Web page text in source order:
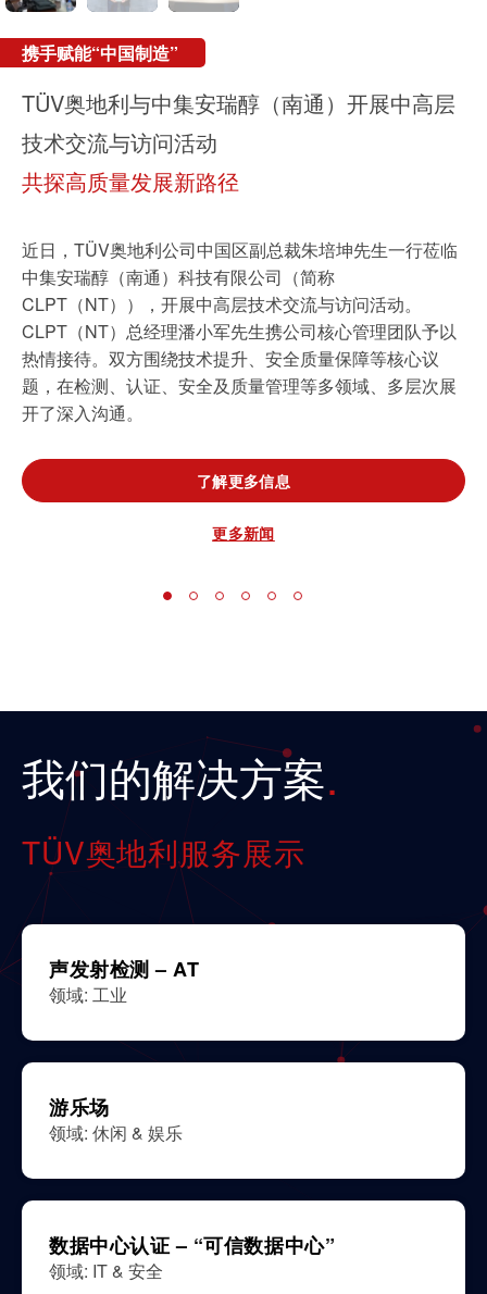
电子电气服务
市政设施
车辆
携手赋能“中国制造”
TÜV奥地利与中集安瑞醇（南通）开展中高层
技术交流与访问活动
共探高质量发展新路径
近日，TÜV奥地利公司中国区副总裁朱培坤先生一行莅临
中集安瑞醇（南通）科技有限公司（简称
CLPT（NT）），开展中高层技术交流与访问活动。
CLPT（NT）总经理潘小军先生携公司核心管理团队予以
热情接待。双方围绕技术提升、安全质量保障等核心议
题，在检测、认证、安全及质量管理等多领域、多层次展
开了深入沟通。
了解更多信息
更多新闻
RecyClass认证
RecyClass认证赋能PPWR合规
TÜV奥地利携手金发科技打造循环塑料新标杆
了解更多信息
更多新闻
携手启新程
TÜV奥地利与Parasoft战略合作启动会
暨功能安全与出海合规技术研讨会圆满举办
了解更多信息
更多新闻
TÜV奥地利生日快乐
1872年6月11日，TÜV奥地利在维也纳诞生
2026年6月11日，它154岁了
了解更多信息
更多新闻
第三届认证认可大会
TÜV奥地利受邀出席第三届认证认可大会
解码“检测认证助力绿色可持续发展”
了解更多信息
TIC COUNCIL
TÜV奥地利集团全球总裁史蒂芬·哈斯博士
当选TIC理事会全球董事会主席
了解更多信息
更多新闻
我们的解决方案
TÜV奥地利服务展示
声发射检测 – AT
领域: 工业
游乐场
领域: 休闲 & 娱乐
数据中心认证 – “可信数据中心”
领域: IT & 安全